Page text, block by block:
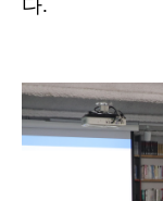
다.